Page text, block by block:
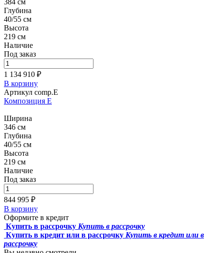
Глубина
40/55 см
Высота
219 см
Наличие
Под заказ
1 134 910 ₽
В корзину
Артикул comp.E
Композиция E
Ширина
346 см
Глубина
40/55 см
Высота
219 см
Наличие
Под заказ
844 995 ₽
В корзину
Оформите в кредит
Купить в рассрочку Купить в рассрочку
Купить в кредит или в рассрочку Купить в кредит или в
рассрочку